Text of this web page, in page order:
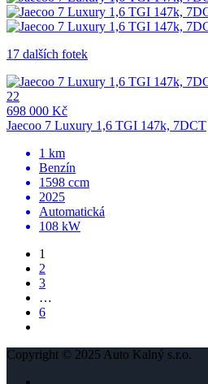
17 dalších fotek
22
698 000 Kč
Jaecoo 7 Luxury 1,6 TGI 147k, 7DCT
1 km
Benzín
1598 ccm
2025
Automatická
108 kW
1
2
3
…
6
Copyright © 2025 Auto Kalný s.r.o.